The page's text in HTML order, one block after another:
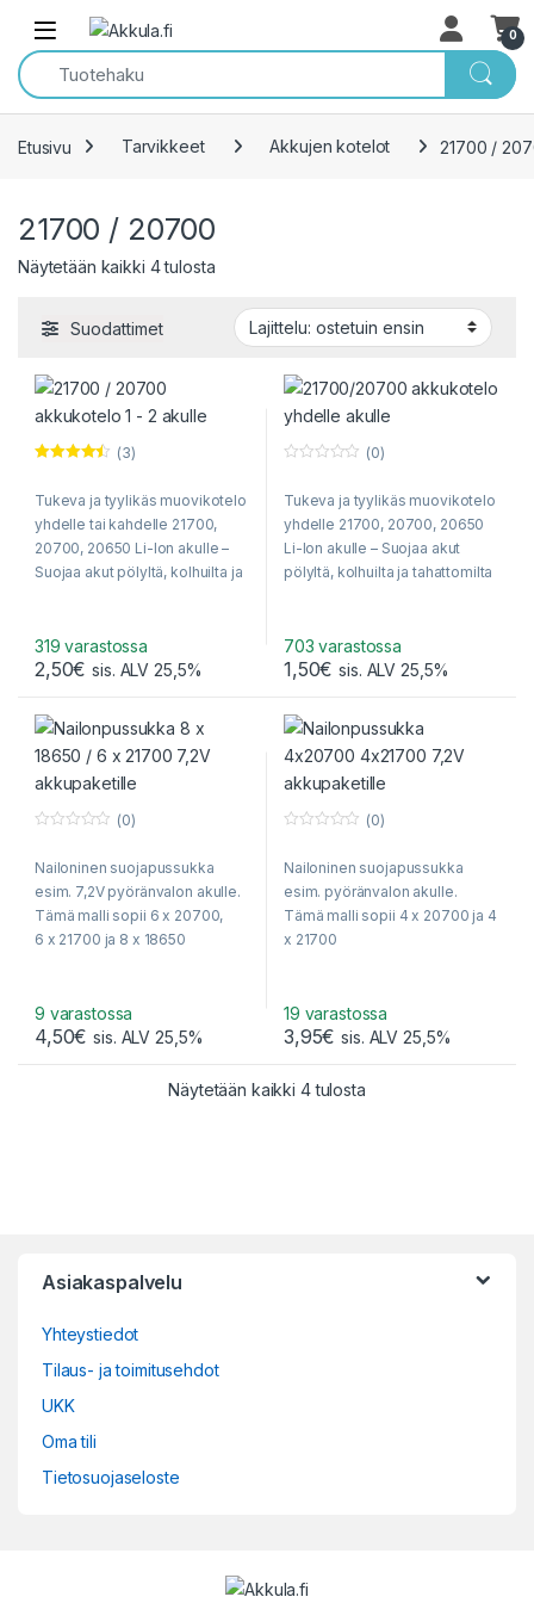
Skip to navigation
Skip to content
Open 0
Etusivu Tarvikkeet Akkujen kotelot 21700 /
21700 / 20700
Näytetään kaikki 4 tulostaSorted by popularity
Suodattimet
4.33/ 5
(3)
Tukeva ja tyylikäs muovikotelo
yhdelle tai kahdelle 21700,
20700, 20650 Li-Ion akulle –
Suojaa akut pölyltä, kolhuilta ja
319 varastossa
2,50€ sis. ALV 25,5%
u
o
f
5
(0)
Tukeva ja tyylikäs muovikotelo
yhdelle 21700, 20700, 20650
Li-Ion akulle – Suojaa akut
pölyltä, kolhuilta ja tahattomilta
703 varastossa
1,50€ sis. ALV 25,5%
u
o
f
5
(0)
Nailoninen suojapussukka
esim. 7,2V pyöränvalon akulle.
Tämä malli sopii 6 x 20700,
6 x 21700 ja 8 x 18650
9 varastossa
4,50€ sis. ALV 25,5%
u
o
f
5
(0)
Nailoninen suojapussukka
esim. pyöränvalon akulle.
Tämä malli sopii 4 x 20700 ja 4
x 21700
19 varastossa
3,95€ sis. ALV 25,5%
Näytetään kaikki 4 tulostaSorted by popularity
Asiakaspalvelu
Yhteystiedot
Tilaus- ja toimitusehdot
UKK
Oma tili
Tietosuojaseloste